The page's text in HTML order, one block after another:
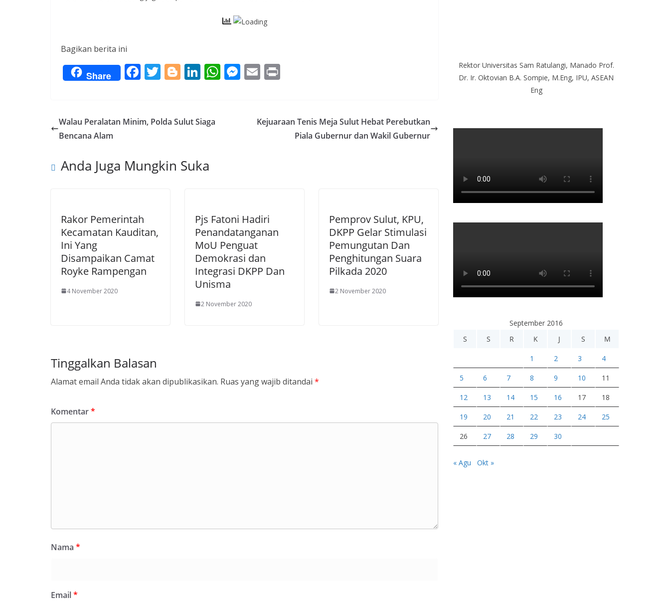
Bagikan berita ini
Share F
b
k
T
er
Bl
g
Li
e
W M E
l
Walau Peralatan Minim, Polda Sulut Siaga
Bencana Alam
Kejuaraan Tenis Meja Sulut Hebat Perebutkan
Piala Gubernur dan Wakil Gubernur
Anda Juga Mungkin Suka
Rakor Pemerintah
Kecamatan Kauditan,
Ini Yang
Disampaikan Camat
Royke Rampengan
4 November 2020
Pjs Fatoni Hadiri
Penandatanganan
MoU Penguat
Demokrasi dan
Integrasi DKPP Dan
Unisma
2 November 2020
Pemprov Sulut, KPU,
DKPP Gelar Stimulasi
Pemungutan Dan
Penghitungan Suara
Pilkada 2020
2 November 2020
Tinggalkan Balasan
Alamat email Anda tidak akan dipublikasikan. Ruas yang wajib ditandai *
Komentar*
Nama *
Email*
Rektor Universitas Sam Ratulangi, Manado Prof.
Dr. Ir. Oktovian B.A. Sompie, M.Eng, IPU, ASEAN
Eng
September 2016
S
S R K J S M
1 2 3 4
5 6 7 8 9 10 11
12 13 14 15 16 17 18
19 20 21 22 23 24 25
26 27 28 29 30
« Agu Okt »